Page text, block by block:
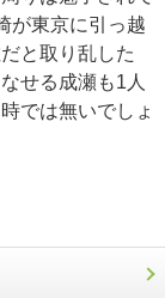
が東京に引っ越
と取り乱した
せる成瀬も1人
では無いでしょ